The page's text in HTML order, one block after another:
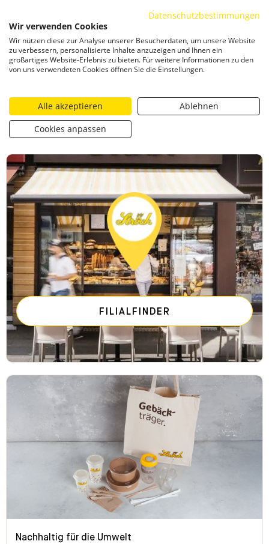
https://stroeck.at/competition/gewinnspiel-loisium-
Toogle share
CATEGORIZED AS
7. NOVEMBER 2024 09:23
Gewinnspiel Loisium November 2024
FILIALFINDER
Nachhaltig für die Umwelt
Datenschutzbestimmungen
Wir verwenden Cookies
Wir nützen diese zur Analyse unserer Besucherdaten, um unsere Website
zu verbessern, personalisierte Inhalte anzuzeigen und Ihnen ein
großartiges Website-Erlebnis zu bieten. Für weitere Informationen zu den
von uns verwendeten Cookies öffnen Sie die Einstellungen.
Alle akzeptieren
Ablehnen
Cookies anpassen